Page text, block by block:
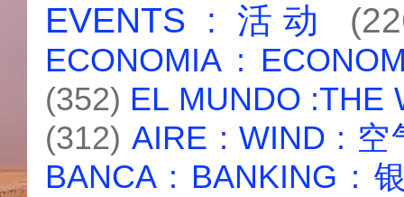
EVENTS : 活动
ECONOMIA :
(352) EL MUNDO :THE
(312) AIRE : WIND : 空
BANCA : BANKING :